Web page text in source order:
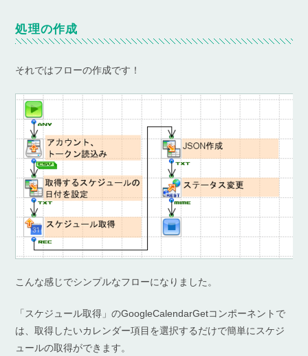
処理の作成
それではフローの作成です！
こんな感じでシンプルなフローになりました。
「スケジュール取得」のGoogleCalendarGetコンポーネントで
は、取得したいカレンダー項目を選択するだけで簡単にスケジ
ュールの取得ができます。